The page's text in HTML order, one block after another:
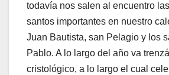
todavía nos salen al encuentro
santos importantes en nuestro
Juan Bautista, san Pelagio y los
Pablo. A lo largo del año va
cristológico, a lo largo el cual